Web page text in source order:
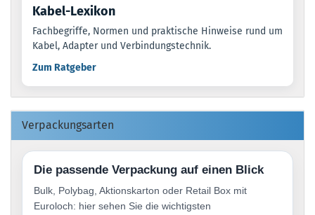
Kabel-Lexikon
Fachbegriffe, Normen und praktische Hinweise rund um
Kabel, Adapter und Verbindungstechnik.
Zum Ratgeber
Verpackungsarten
Die passende Verpackung auf einen Blick
Bulk, Polybag, Aktionskarton oder Retail Box mit
Euroloch: hier sehen Sie die wichtigsten